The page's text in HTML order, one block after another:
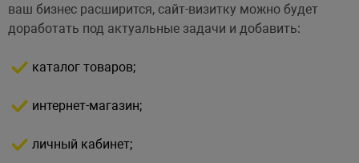
ваш бизнес расширится, сайт-визитку можно будет
доработать под актуальные задачи и добавить:
каталог товаров;
интернет-магазин;
личный кабинет;